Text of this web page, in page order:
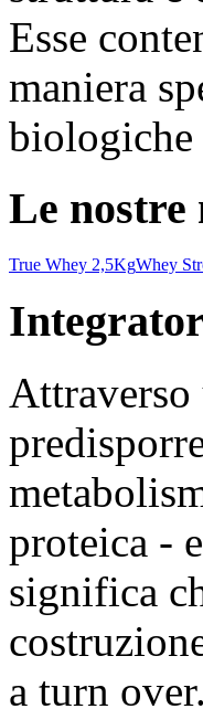
Esse
maniera
biologiche
Le
True Whey 2,5KgWhey
Attraverso
proteica -
significa
a turn over.